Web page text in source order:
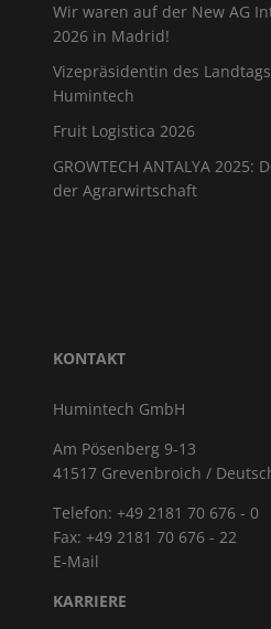
Wir waren auf der New AG
2026 in Madrid!
Vizepräsidentin des
Humintech
Fruit Logistica 2026
GROWTECH ANTALYA
der Agrarwirtschaft
KONTAKT
Humintech GmbH
Am Pösenberg 9-13
41517 Grevenbroich /
Telefon: +49 2181 70 676 - 0
Fax: +49 2181 70 676 - 22
E-Mail
KARRIERE